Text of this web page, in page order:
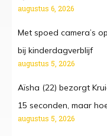
augustus 6, 2026
Met spoed camera’s
bij kinderdagverblijf
augustus 5, 2026
Aïsha (22) bezorgt
15 seconden, maar
augustus 5, 2026